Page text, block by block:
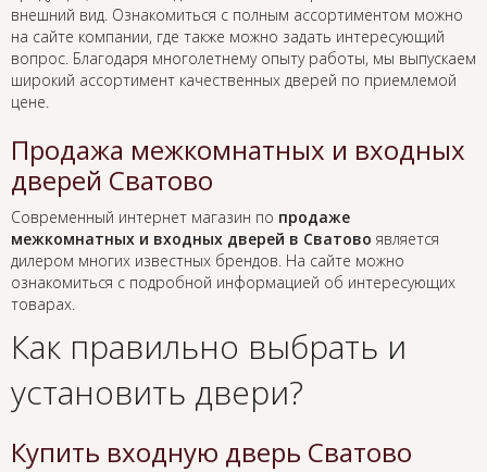
внешний вид. Ознакомиться с полным ассортиментом можно
на сайте компании, где также можно задать интересующий
вопрос. Благодаря многолетнему опыту работы, мы выпускаем
широкий ассортимент качественных дверей по приемлемой
цене.
Продажа межкомнатных и входных
дверей Сватово
Современный интернет магазин по продаже
межкомнатных и входных дверей в Сватово является
дилером многих известных брендов. На сайте можно
ознакомиться с подробной информацией об интересующих
товарах.
Как правильно выбрать и
установить двери?
Купить входную дверь Сватово